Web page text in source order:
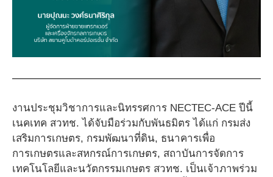
งานประชุมวิชาการและนิทรรศการ NECTEC-ACE ปีนี้
เนคเทค สวทช. ได้จับมือร่วมกับพันธมิตร ได้แก่ กรมส่ง
เสริมการเกษตร, กรมพัฒนาที่ดิน, ธนาคารเพื่อ
การเกษตรและสหกรณ์การเกษตร, สถาบันการจัดการ
เทคโนโลยีและนวัตกรรมเกษตร สวทช. เป็นเจ้าภาพร่วม